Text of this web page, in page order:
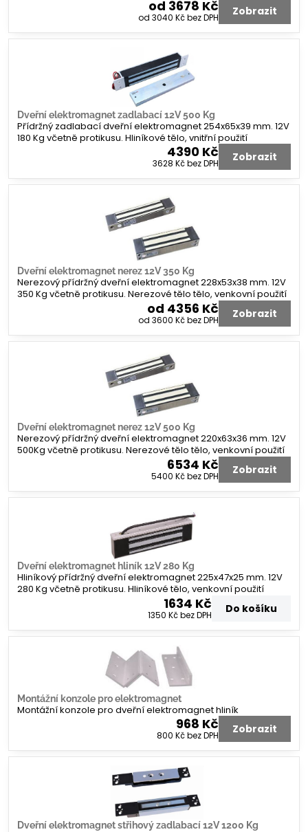
od 3678 Kč
od 3040 Kčbez DPH Zobrazit
Dveřní elektromagnet zadlabací 12V 500 Kg
Přídržný zadlabací dveřní elektromagnet 254x65x39 mm. 12V
180 Kg včetně protikusu. Hliníkové tělo, vnitřní použití
4390 Kč
3628 Kčbez DPH Zobrazit
Dveřní elektromagnet nerez 12V 350 Kg
Nerezový přídržný dveřní elektromagnet 228x53x38 mm. 12V
350 Kg včetně protikusu. Nerezové tělo tělo, venkovní použití
od 4356 Kč
od 3600 Kčbez DPH Zobrazit
Dveřní elektromagnet nerez 12V 500 Kg
Nerezový přídržný dveřní elektromagnet 220x63x36 mm. 12V
500Kg včetně protikusu. Nerezové tělo tělo, venkovní použití
6534 Kč
5400 Kčbez DPH Zobrazit
Dveřní elektromagnet hliník 12V 280 Kg
Hliníkový přídržný dveřní elektromagnet 225x47x25 mm. 12V
280 Kg včetně protikusu. Hliníkové tělo, venkovní použití
1634 Kč
1350 Kčbez DPH Do košíku
Montážní konzole pro elektromagnet
Montážní konzole pro dveřní elektromagnet hliník
968 Kč
800 Kčbez DPH Zobrazit
Dveřní elektromagnet střihový zadlabací 12V 1200 Kg